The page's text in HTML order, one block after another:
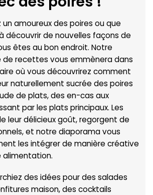
amoureux des poires ou que
découvrir de nouvelles façons de
êtes au bon endroit. Notre
de recettes vous emmènera dans
où vous découvrirez comment
naturellement sucrée des poires
de plats, des en-cas aux
par les plats principaux. Les
leur délicieux goût, regorgent de
et notre diaporama vous
les intégrer de manière créative
des idées pour des salades
maison, des cocktails